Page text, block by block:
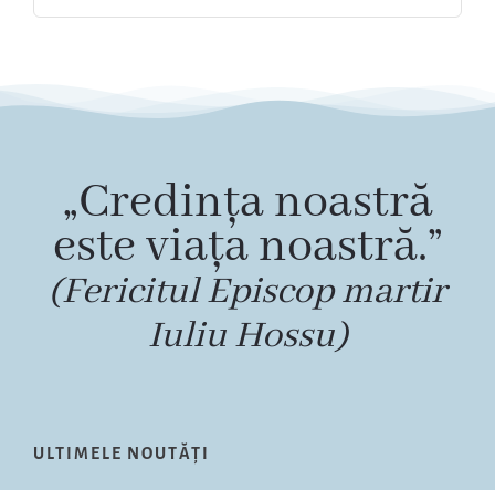
„Credința noastră
este viața noastră.”
(Fericitul Episcop martir
Iuliu Hossu)
ULTIMELE NOUTĂȚI